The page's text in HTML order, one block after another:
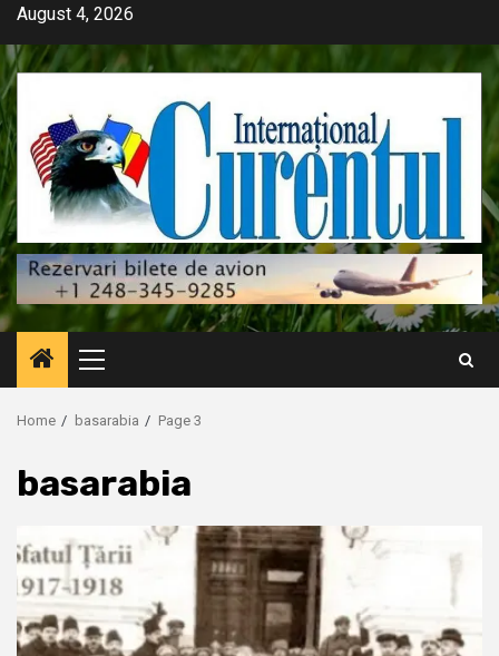
Skip
content
August 4, 2026
Primary
Menu
Home basarabia Page 3
basarabia